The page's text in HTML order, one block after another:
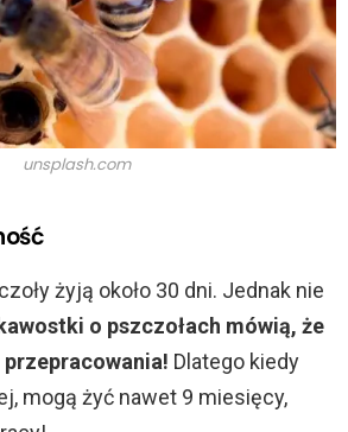
unsplash.com
żyją około 30 dni. Jednak nie
o pszczołach mówią, że
Dlatego kiedy
mogą żyć nawet 9 miesięcy,